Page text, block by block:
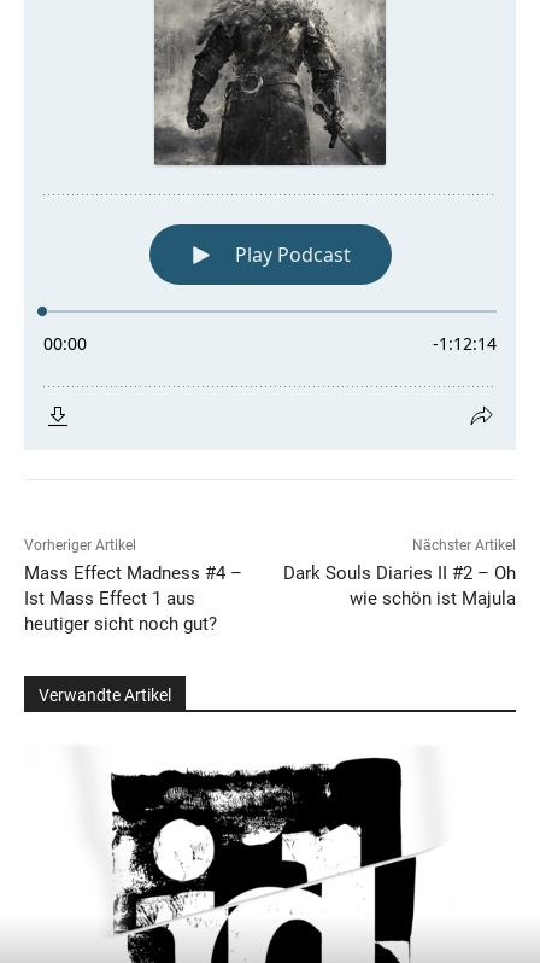
Vorheriger Artikel
Mass Effect Madness #4 –
Ist Mass Effect 1 aus
heutiger sicht noch gut?
Nächster Artikel
Dark Souls Diaries II #2 – Oh
wie schön ist Majula
Verwandte Artikel